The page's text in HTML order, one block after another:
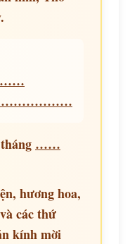
……
hương hoa,
các thứ
kính mời